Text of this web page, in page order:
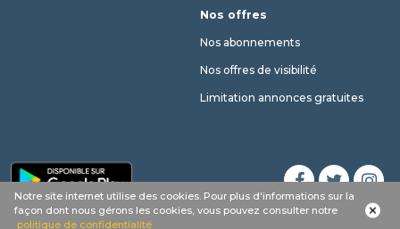
phone Appel Whatsapp SMS
Notre site internet utilise des cookies. Pour plus d'informations sur la
façon dont nous gérons les cookies, vous pouvez consulter notre
politique de confidentialité
Nos offres
Nos abonnements
Nos offres de visibilité
Limitation annonces gratuites
© 2017 - 2026 Copyright CoinAfrique